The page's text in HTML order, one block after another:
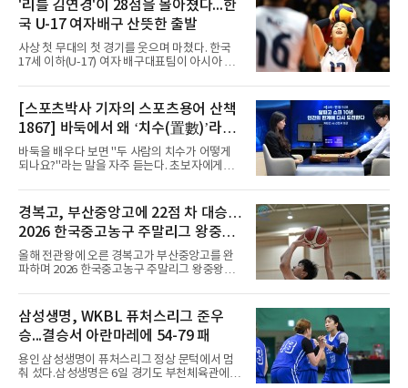
제패했고, 구단 역사상 처음으로 팀을 유럽축구
연맹(UEFA) 챔피언스리그 토너먼트에 올린 뒤
리그 2연패도 달성했다.아시아에서도 성과를 냈
다. 2023년 사우디아라비아 알아흘리로 옮겨
2024-2025시즌과 2025-2026시즌
'리틀 김연경'이 28점을 몰아쳤다...한
국 U-17 여자배구 산뜻한 출발
사상 첫 무대의 첫 경기를 웃으며 마쳤다. 한국
17세 이하(U-17) 여자 배구대표팀이 아시아 챔
전을 승리로 장식했다.이승여 감독이 이끄는 한
국은 7일(한국시간) 칠레 로스 안데스의 리세오
믹스토 체육관에서 열린 2026 국제배구연맹
(FIVB) U-17 여자 세계선수권대회 조별리그 D조
1차전에서 푸에르토리코를 3-1(25-10 25-23
19-25 26-24)로 이겼다.승리의 중심에는 '리틀
김연경'으로 불리는 아웃사이드 히터 손서연(선
다. 장수인이 11점, 최민주가 8점, 어민서가 7점
으로 힘을 보탰다.승점 3을 챙긴 한
[스포츠박사 기자의 스포츠용어 산책
1867] 바둑에서 왜 ‘치수(置數)’라고
말할까
바둑을 배우다 보면 "두 사람의 치수가 어떻게
되나요?"라는 말을 자주 듣는다. 초보자에게는
'둘 치(置)'와 '셀 수(數)'를 쓴다. '돌을 놓는 수'라
는 의미이다. 두 사람이 대등하게 승부할 수 있도
록 약한 쪽에게 미리 흑돌을 놓아주는 개수를 가
리킨다. 오늘날의 접바둑에서 말하는 '두 점', '세
점'이 바로 치수다. (본 코너 1844회 ‘왜 '접바
둑'이라 말할까’ 참조)일본어에서도 같은 한자를
사용한다. 일본에서는 ‘置き石(오키이시, 놓는
우)’라는 용례도 문헌에서 확인된다. 다만 현대
일본
경복고, 부산중앙고에 22점 차 대승…
2026 한국중고농구 주말리그 왕중왕
전 첫 승 신고
올해 전관왕에 오른 경복고가 부산중앙고를 완
파하며 2026 한국중고농구 주말리그 왕중왕전
해남 우슬체육관에서 열린 대회 남고부 예선리
그 H조 1차전에서 부산중앙고를 98-76으로 제
압했다. 박지오가 26점, 김호원이 22점, 정우진
이 19점을 올리는 등 삼각편대의 고른 활약이 승
리를 이끌었다.경복고는 경기 초반부터 박지오
와 김호원의 내·외곽포가 고르게 터지며 주도권
을 잡았다. 전반을 40-34로 앞선 경복고는 후반
삼성생명, WKBL 퓨처스리그 준우
승...결승서 아란마레에 54-79 패
용인 삼성생명이 퓨처스리그 정상 문턱에서 멈
춰 섰다.삼성생명은 6일 경기도 부천체육관에서